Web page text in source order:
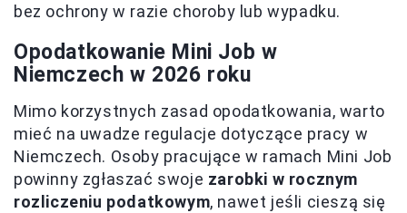
bez ochrony w razie choroby lub wypadku.
Opodatkowanie Mini Job w
Niemczech w 2026 roku
Mimo korzystnych zasad opodatkowania, warto
mieć na uwadze regulacje dotyczące pracy w
Niemczech. Osoby pracujące w ramach Mini Job
powinny zgłaszać swoje zarobki w rocznym
rozliczeniu podatkowym, nawet jeśli cieszą się